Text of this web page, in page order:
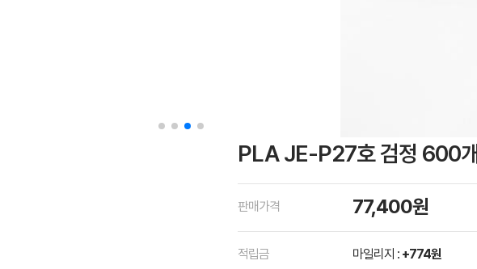
PLA JE-P27호 검정 600개
판매가격 77,400원
적립금 마일리지 : +774원